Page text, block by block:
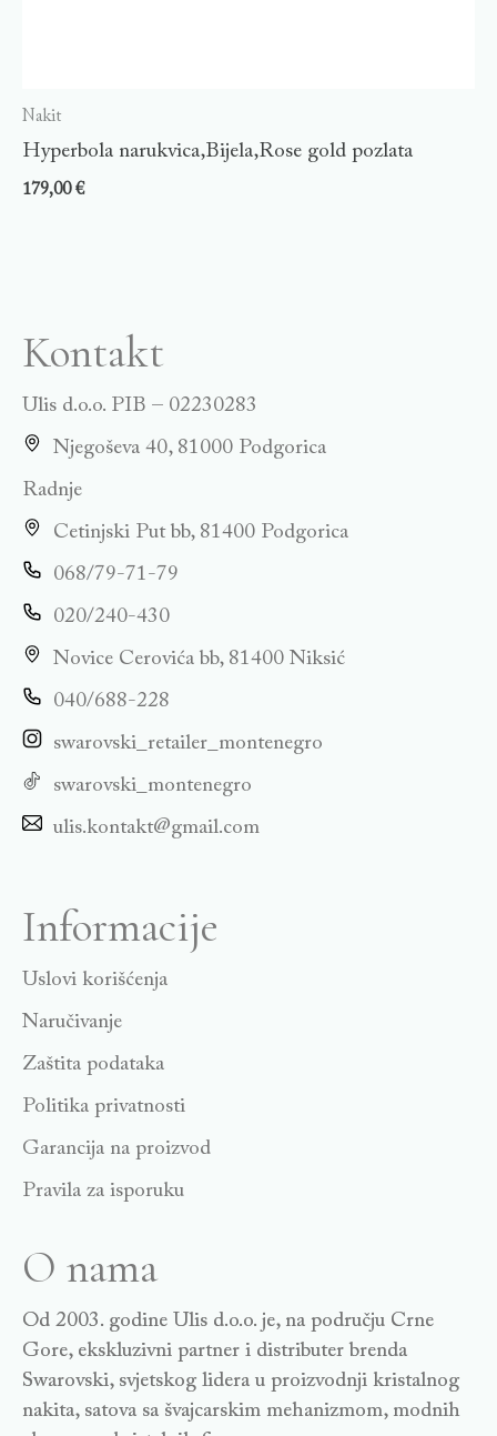
Nakit
Hyperbola narukvica,Bijela,Rose gold pozlata
179,00€
Kontakt
Ulis d.o.o. PIB – 02230283
Njegoševa 40, 81000 Podgorica
Radnje
Cetinjski Put bb, 81400 Podgorica
068/79-71-79
020/240-430
Novice Cerovića bb, 81400 Niksić
040/688-228
swarovski_retailer_montenegro
swarovski_montenegro
ulis.kontakt@gmail.com
Informacije
Uslovi korišćenja
Naručivanje
Zaštita podataka
Politika privatnosti
Garancija na proizvod
Pravila za isporuku
O nama
Od 2003. godine Ulis d.o.o. je, na području Crne
Gore, ekskluzivni partner i distributer brenda
Swarovski, svjetskog lidera u proizvodnji kristalnog
nakita, satova sa švajcarskim mehanizmom, modnih